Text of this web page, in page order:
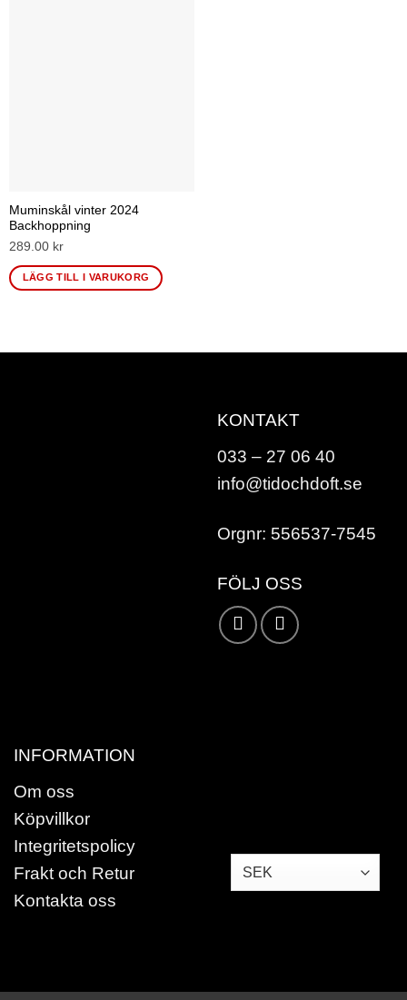
Muminskål vinter 2024
Backhoppning
289.00 kr
LÄGG TILL I VARUKORG
KONTAKT
033 – 27 06 40
info@tidochdoft.se
Orgnr: 556537-7545
FÖLJ OSS
INFORMATION
Om oss
Köpvillkor
Integritetspolicy
Frakt och Retur
Kontakta oss